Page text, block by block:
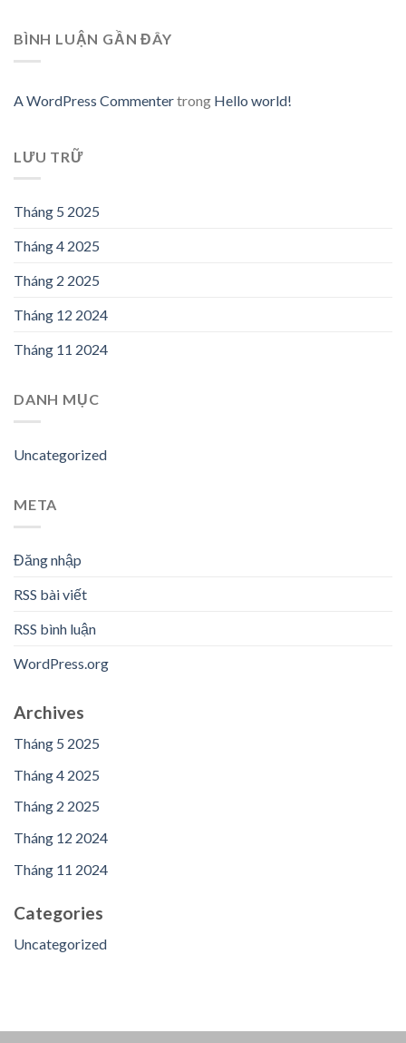
BÌNH LUẬN GẦN ĐÂY
A WordPress Commentertrong Hello world!
LƯU TRỮ
Tháng 5 2025
Tháng 4 2025
Tháng 2 2025
Tháng 12 2024
Tháng 11 2024
DANH MỤC
Uncategorized
META
Đăng nhập
RSS bài viết
RSS bình luận
WordPress.org
Archives
Tháng 5 2025
Tháng 4 2025
Tháng 2 2025
Tháng 12 2024
Tháng 11 2024
Categories
Uncategorized